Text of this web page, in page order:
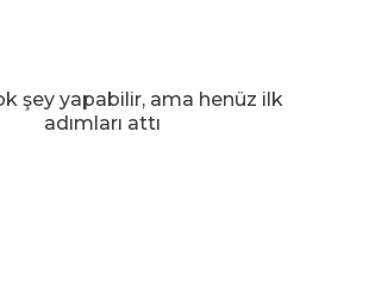
şey yapabilir, ama henüz ilk
adımları attı